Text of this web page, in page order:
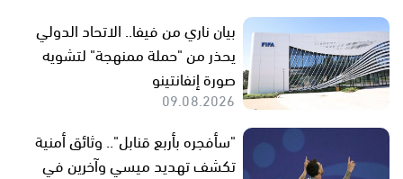
بيان ناري من فيفا.. الاتحاد الدولي
يحذر من "حملة ممنهجة" لتشويه
صورة إنفانتينو
09.08.2026
"سأفجره بأربع قنابل".. وثائق أمنية
تكشف تهديد ميسي وآخرين في